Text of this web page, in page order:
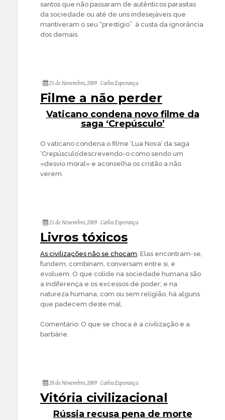
santos que não passaram de autênticos parasitas
da sociedade ou até de uns indesejáveis que
mantiveram o seu “prestígio” à custa da ignorância
dos demais.
21 de Novembro, 2009 Carlos Esperança
Filme a não perder
Vaticano condena novo filme da
saga ‘Crepúsculo’
O vaticano condena o filme ‘Lua Nova’ da saga
‘Crepúsculo’descrevendo-o como sendo um
«desvio moral» e aconselha os cristão a não
verem.
21 de Novembro, 2009 Carlos Esperança
Livros tóxicos
As civilizações não se chocam. Elas encontram-se,
fundem, combinam, conversam entre si, e
evoluem. O que colide na sociedade humana são
a indiferença e os excessos de poder; e na
natureza humana, com ou sem religião, há alguns
que padecem deste mal.
Comentário: O que se choca é a civilização e a
barbárie.
20 de Novembro, 2009 Carlos Esperança
Vitória civilizacional
Rússia recusa pena de morte